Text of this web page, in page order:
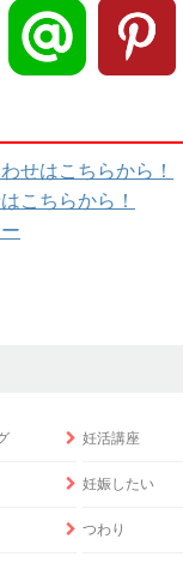
せはこちらから！
こちらから！
妊活講座
妊娠したい
つわり